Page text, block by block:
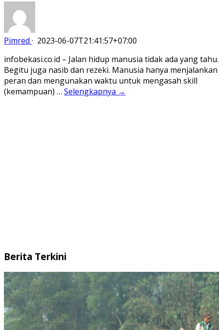
Pimred · 2023-06-07T21:41:57+07:00
infobekasi.co.id – Jalan hidup manusia tidak ada yang tahu.
Begitu juga nasib dan rezeki. Manusia hanya menjalankan
peran dan mengunakan waktu untuk mengasah skill
(kemampuan) … Selengkapnya →
Berita Terkini